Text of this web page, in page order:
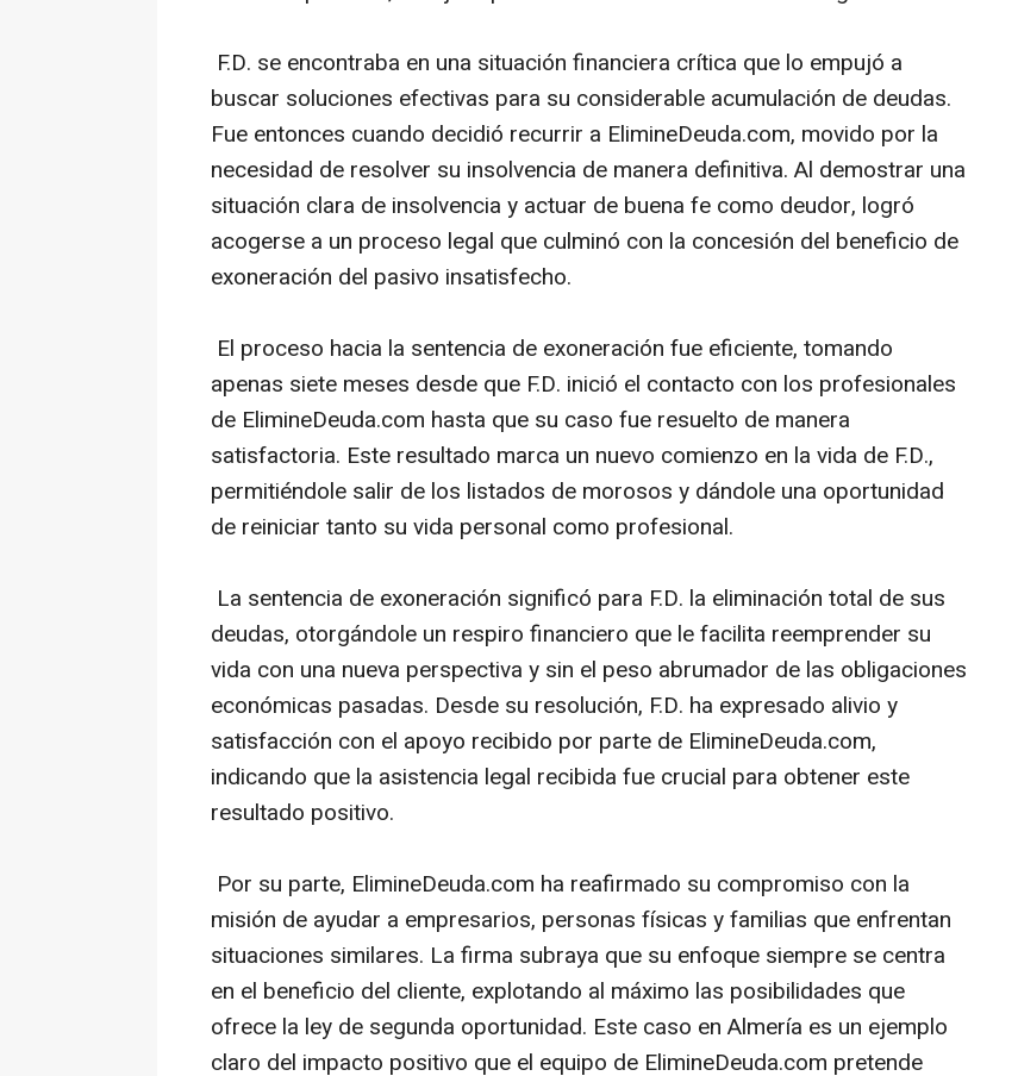
F.D. se encontraba en una situación financiera crítica que lo empujó a
buscar soluciones efectivas para su considerable acumulación de deudas.
Fue entonces cuando decidió recurrir a ElimineDeuda.com, movido por la
necesidad de resolver su insolvencia de manera definitiva. Al demostrar una
situación clara de insolvencia y actuar de buena fe como deudor, logró
acogerse a un proceso legal que culminó con la concesión del beneficio de
exoneración del pasivo insatisfecho.
El proceso hacia la sentencia de exoneración fue eficiente, tomando
apenas siete meses desde que F.D. inició el contacto con los profesionales
de ElimineDeuda.com hasta que su caso fue resuelto de manera
satisfactoria. Este resultado marca un nuevo comienzo en la vida de F.D.,
permitiéndole salir de los listados de morosos y dándole una oportunidad
de reiniciar tanto su vida personal como profesional.
La sentencia de exoneración significó para F.D. la eliminación total de sus
deudas, otorgándole un respiro financiero que le facilita reemprender su
vida con una nueva perspectiva y sin el peso abrumador de las obligaciones
económicas pasadas. Desde su resolución, F.D. ha expresado alivio y
satisfacción con el apoyo recibido por parte de ElimineDeuda.com,
indicando que la asistencia legal recibida fue crucial para obtener este
resultado positivo.
Por su parte, ElimineDeuda.com ha reafirmado su compromiso con la
misión de ayudar a empresarios, personas físicas y familias que enfrentan
situaciones similares. La firma subraya que su enfoque siempre se centra
en el beneficio del cliente, explotando al máximo las posibilidades que
ofrece la ley de segunda oportunidad. Este caso en Almería es un ejemplo
claro del impacto positivo que el equipo de ElimineDeuda.com pretende